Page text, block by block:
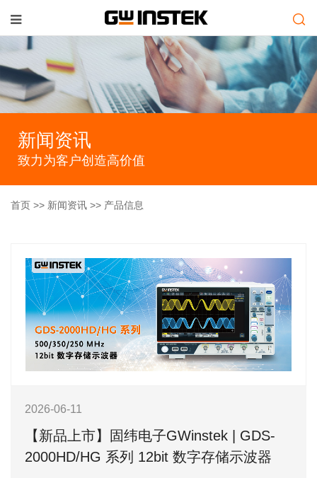
新闻资讯
致力为客户创造高价值
首页 >> 新闻资讯 >> 产品信息
2026-06-11
【新品上市】固纬电子GWinstek | GDS-
2000HD/HG 系列 12bit 数字存储示波器